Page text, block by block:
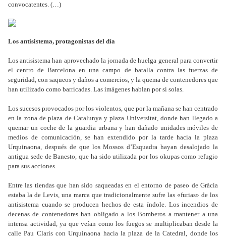
convocatentes. (…)
Los antisistema, protagonistas del día
Los antisistema han aprovechado la jornada de huelga general para convertir
el centro de Barcelona en una campo de batalla contra las fuerzas de
seguridad, con saqueos y daños a comercios, y la quema de contenedores que
han utilizado como barricadas. Las imágenes hablan por si solas.
Los sucesos provocados por los violentos, que por la mañana se han centrado
en la zona de plaza de Catalunya y plaza Universitat, donde han llegado a
quemar un coche de la guardia urbana y han dañado unidades móviles de
medios de comunicación, se han extendido por la tarde hacia la plaza
Urquinaona, después de que los Mossos d’Esquadra hayan desalojado la
antigua sede de Banesto, que ha sido utilizada por los okupas como refugio
para sus acciones.
Entre las tiendas que han sido saqueadas en el entorno de paseo de Gràcia
estaba la de Levis, una marca que tradicionalmente sufre las «furias» de los
antisistema cuando se producen hechos de esta índole. Los incendios de
decenas de contenedores han obligado a los Bomberos a mantener a una
intensa actividad, ya que veían como los fuegos se multiplicaban desde la
calle Pau Claris con Urquinaona hacia la plaza de la Catedral, donde los